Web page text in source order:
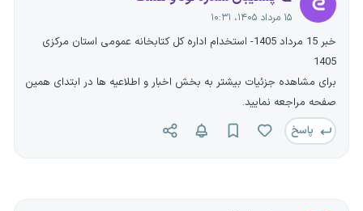
۱۵ مرداد ۱۴۰۵، ۱۰:۳۱
خبر 15 مرداد 1405- استخدام اداره کل کتابخانه عمومی استان مرکزی
1405
برای مشاهده جزئیات بیشتر به بخش اخبار و اطلاعیه ها در ابتدای همین
صفحه مراجعه نمایید.
پاسخ